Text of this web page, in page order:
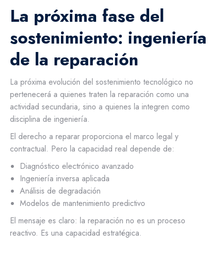
La próxima fase del
sostenimiento: ingeniería
de la reparación
La próxima evolución del sostenimiento tecnológico no
pertenecerá a quienes traten la reparación como una
actividad secundaria, sino a quienes la integren como
disciplina de ingeniería.
El derecho a reparar proporciona el marco legal y
contractual. Pero la capacidad real depende de:
Diagnóstico electrónico avanzado
Ingeniería inversa aplicada
Análisis de degradación
Modelos de mantenimiento predictivo
El mensaje es claro: la reparación no es un proceso
reactivo. Es una capacidad estratégica.